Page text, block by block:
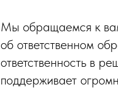
Мы обращаемся к
об ответственном
ответственность в
поддерживает